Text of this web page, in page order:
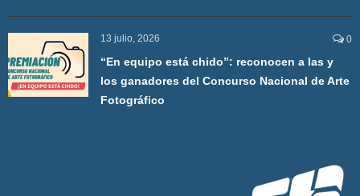
13 julio, 2026 0
“En equipo está chido”: reconocen a las y
los ganadores del Concurso Nacional de Arte
Fotográfico